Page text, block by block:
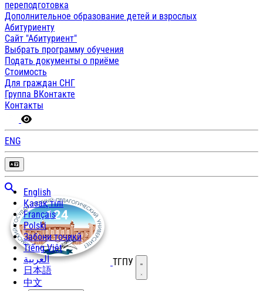
переподготовка
Дополнительное образование детей и взрослых
Абитуриенту
Сайт "Абитуриент"
Выбрать программу обучения
Подать документы о приёме
Стоимость
Для граждан СНГ
Группа ВКонтакте
Контакты
ENG
English
Қазақ тілі
Français
Polski
Забони тоҷикӣ
Tiếng Việt
العربية
日本語
中文
ТГПУ Открыть меню